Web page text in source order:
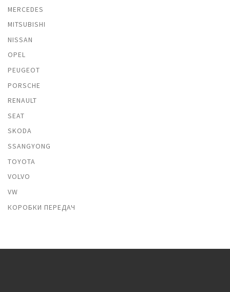
MERCEDES
MITSUBISHI
NISSAN
OPEL
PEUGEOT
PORSCHE
RENAULT
SEAT
SKODA
SSANGYONG
TOYOTA
VOLVO
VW
КОРОБКИ ПЕРЕДАЧ